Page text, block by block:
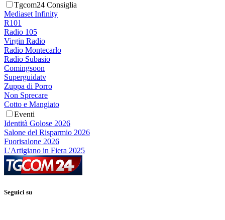
Tgcom24 Consiglia
Mediaset Infinity
R101
Radio 105
Virgin Radio
Radio Montecarlo
Radio Subasio
Comingsoon
Superguidatv
Zuppa di Porro
Non Sprecare
Cotto e Mangiato
Eventi
Identità Golose 2026
Salone del Risparmio 2026
Fuorisalone 2026
L'Artigiano in Fiera 2025
Seguici su